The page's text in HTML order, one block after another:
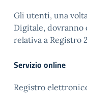
Gli utenti, una
Digitale, dovranno
relativa a Registro
Servizio online
Registro